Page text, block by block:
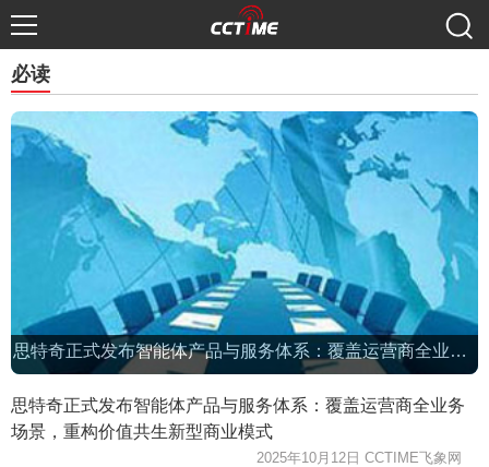
必读
思特奇正式发布智能体产品与服务体系：覆盖运营商全业务场景，重构价值共生新型商业模式
思特奇正式发布智能体产品与服务体系：覆盖运营商全业务
场景，重构价值共生新型商业模式
2025年10月12日 CCTIME飞象网